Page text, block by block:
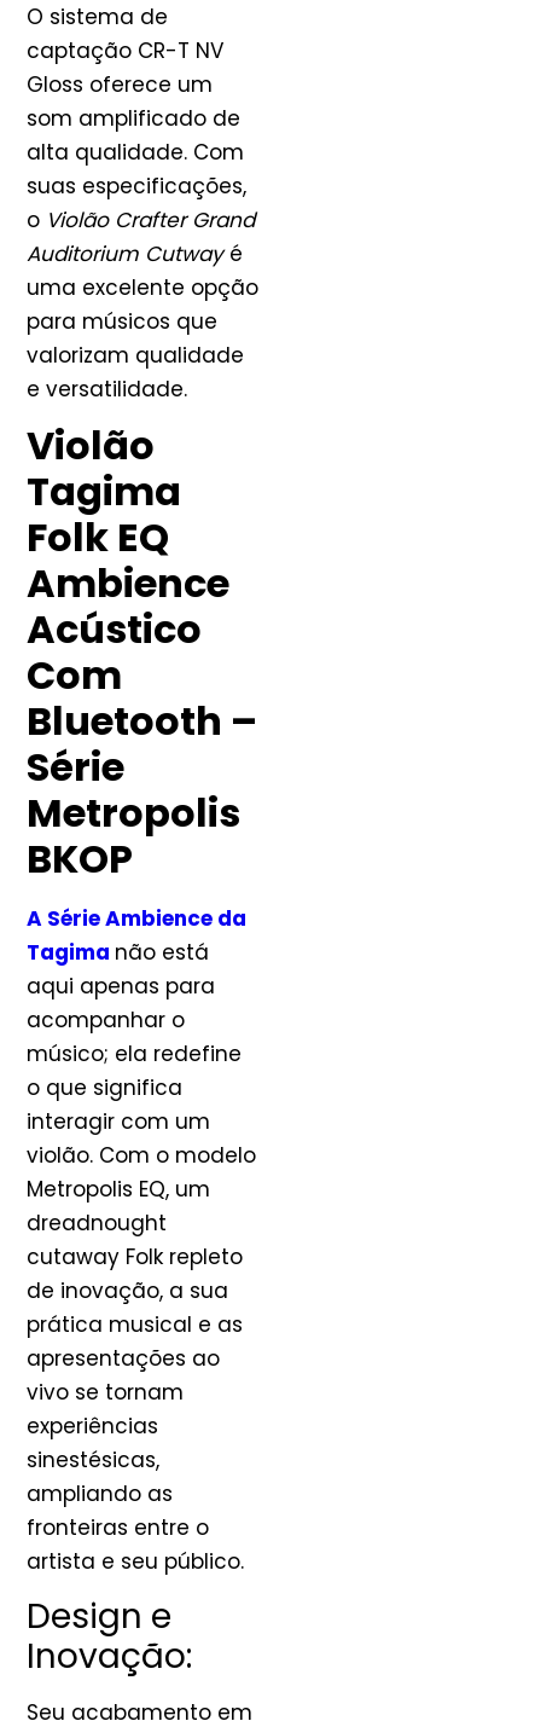
O sistema de
captação CR-T NV
Gloss oferece um
som amplificado de
alta qualidade. Com
suas especificações,
o Violão Crafter Grand
Auditorium Cutwayé
uma excelente opção
para músicos que
valorizam qualidade
e versatilidade.
Violão
Tagima
Folk EQ
Ambience
Acústico
Com
Bluetooth –
Série
Metropolis
BKOP
A Série Ambience da
Tagima não está
aqui apenas para
acompanhar o
músico; ela redefine
o que significa
interagir com um
violão. Com o modelo
Metropolis EQ, um
dreadnought
cutaway Folk repleto
de inovação, a sua
prática musical e as
apresentações ao
vivo se tornam
experiências
sinestésicas,
ampliando as
fronteiras entre o
artista e seu público.
Design e
Inovação:
Seu acabamento em